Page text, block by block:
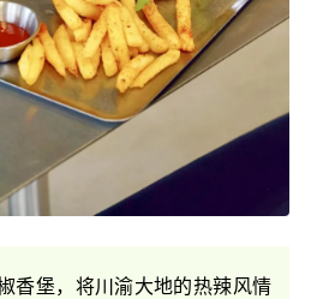
香堡，将川渝大地的热辣风情